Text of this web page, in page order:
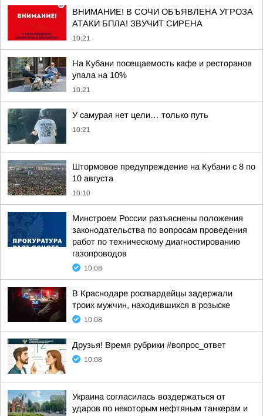
ВНИМАНИЕ! В СОЧИ ОБЪЯВЛЕНА УГРОЗА
АТАКИ БПЛА! ЗВУЧИТ СИРЕНА
10:21
На Кубани посещаемость кафе и ресторанов
упала на 10%
10:21
У самурая нет цели… только путь
10:21
Штормовое предупреждение на Кубани с 8 по
10 августа
10:10
Минстроем России разъяснены положения
законодательства по вопросам проведения
работ по техническому диагностированию
газопроводов
10:08
В Краснодаре росгвардейцы задержали
троих мужчин, находившихся в розыске
10:08
Друзья! Время рубрики #вопрос_ответ
10:08
Украина согласилась воздержаться от
ударов по некоторым нефтяным танкерам и